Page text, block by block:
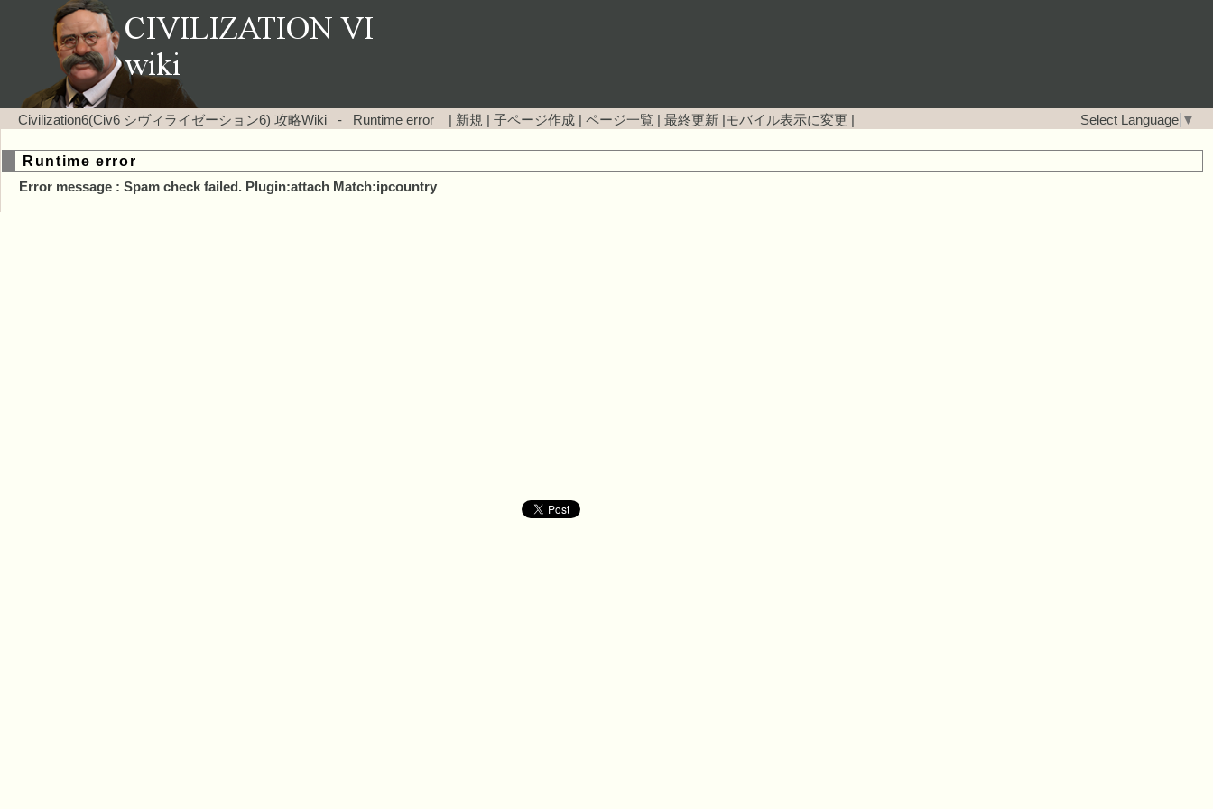
Civilization6(Civ6 シヴィライゼーション6) 攻略Wiki - Runtime error | 新規 子ページ作成 ページ一覧 最終更新 モバイル表示に変更 Select Language ▼
Runtime error
Error message : Spam check failed. Plugin:attach Match:ipcountry